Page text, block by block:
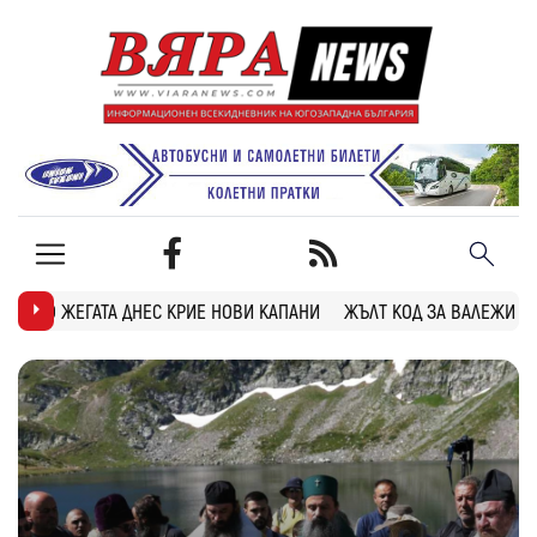
НОВИ КАПАНИ ЖЪЛТ КОД ЗА ВАЛЕЖИ И ГРЪМОТЕВИЦИ В